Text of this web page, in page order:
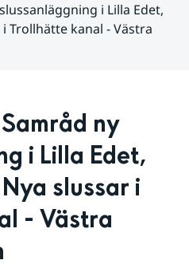
i Lilla Edet,
Trollhätte kanal - Västra
ny
i Lilla Edet,
slussar i
- Västra